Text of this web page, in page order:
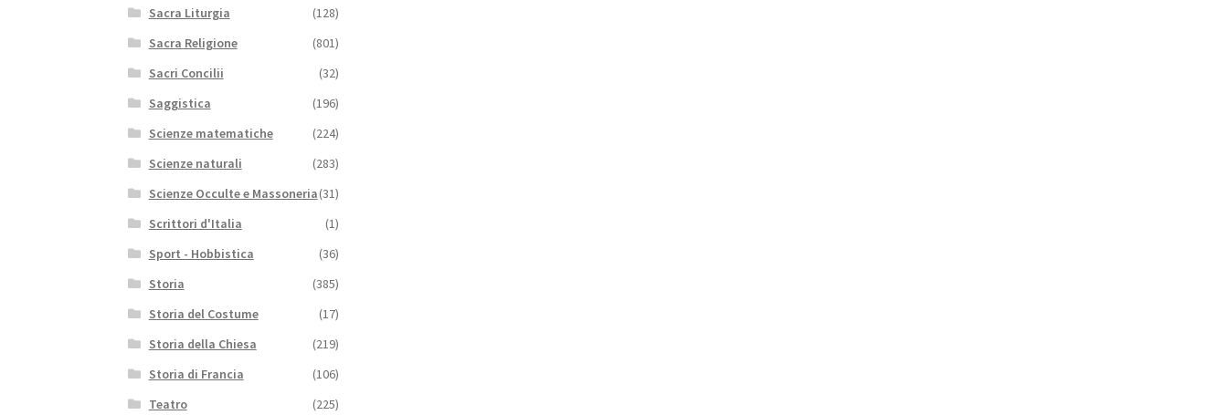
Sacra Liturgia
(128)
Sacra Religione
(801)
Sacri Concilii
(32)
Saggistica
(196)
Scienze matematiche
(224)
Scienze naturali
(283)
Scienze Occulte e Massoneria(31)
Scrittori d'Italia
(1)
Sport - Hobbistica
(36)
Storia
(385)
Storia del Costume
(17)
Storia della Chiesa
(219)
Storia di Francia
(106)
Teatro
(225)